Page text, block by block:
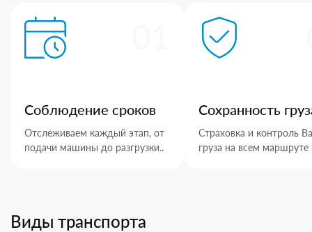
Соблюдение сроков
Отслеживаем каждый этап, от
подачи машины до разгрузки..
Сохранность
Страховка и контроль
груза на всем маршруте
Виды транспорта